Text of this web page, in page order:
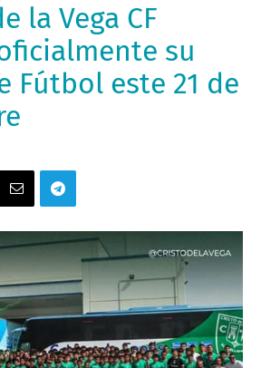
la Vega CF
su
Fútbol este 21 de